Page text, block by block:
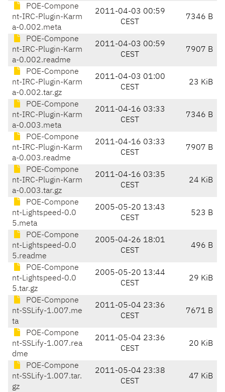
POE-Compone
nt-IRC-Plugin-Karm
a-0.002.meta
2011-04-03 00:59
CEST
7346 B
POE-Compone
nt-IRC-Plugin-Karm
a-0.002.readme
2011-04-03 00:59
CEST
7907 B
POE-Compone
nt-IRC-Plugin-Karm
a-0.002.tar.gz
2011-04-03 01:00
CEST
23 KiB
POE-Compone
nt-IRC-Plugin-Karm
a-0.003.meta
2011-04-16 03:33
CEST
7346 B
POE-Compone
nt-IRC-Plugin-Karm
a-0.003.readme
2011-04-16 03:33
CEST
7907 B
POE-Compone
nt-IRC-Plugin-Karm
a-0.003.tar.gz
2011-04-16 03:35
CEST
24 KiB
POE-Compone
nt-Lightspeed-0.0
5.meta
2005-05-20 13:43
CEST
523 B
POE-Compone
nt-Lightspeed-0.0
5.readme
2005-04-26 18:01
CEST
496 B
POE-Compone
nt-Lightspeed-0.0
5.tar.gz
2005-05-20 13:44
CEST
29 KiB
POE-Compone
nt-SSLify-1.007.me
ta
2011-05-04 23:36
CEST
7671 B
POE-Compone
nt-SSLify-1.007.rea
dme
2011-05-04 23:36
CEST
20 KiB
POE-Compone
nt-SSLify-1.007.tar.
gz
2011-05-04 23:38
CEST
47 KiB